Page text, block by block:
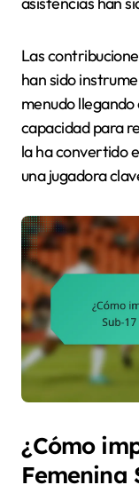
Las
han sido
menudo
capacidad para
la ha convertido
una jugadora
¿Cómo
Femenina